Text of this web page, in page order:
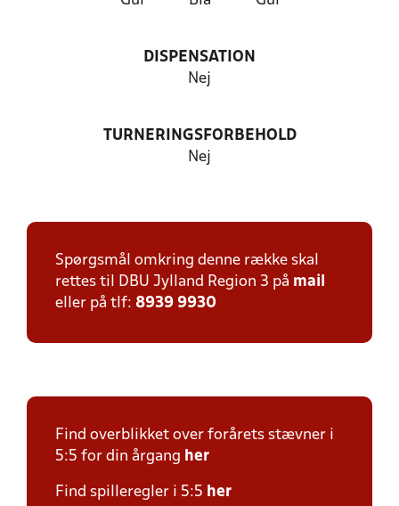
DISPENSATION
Nej
TURNERINGSFORBEHOLD
Nej
Spørgsmål omkring denne række skal
rettes til DBU Jylland Region 3 på mail
eller på tlf: 8939 9930
Find overblikket over forårets stævner i
5:5 for din årgang her
Find spilleregler i 5:5 her